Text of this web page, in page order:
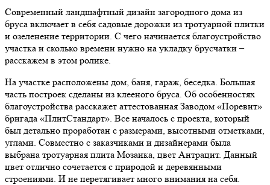
Современный ландшафтный дизайн загородного дома из
бруса включает в себя садовые дорожки из тротуарной плитки
и озеленение территории. С чего начинается благоустройство
участка и сколько времени нужно на укладку брусчатки –
расскажем в этом ролике.
На участке расположены дом, баня, гараж, беседка. Большая
часть построек сделаны из клееного бруса. Об особенностях
благоустройства расскажет аттестованная Заводом «Поревит»
бригада «ПлитСтандарт». Все началось с проекта, который
был детально проработан с размерами, высотными отметками,
углами. Совместно с заказчиками и дизайнерами была
выбрана тротуарная плита Мозаика, цвет Антрацит. Данный
цвет отлично сочетается с природой и деревянными
строениями. И не перетягивает много внимания на себя.